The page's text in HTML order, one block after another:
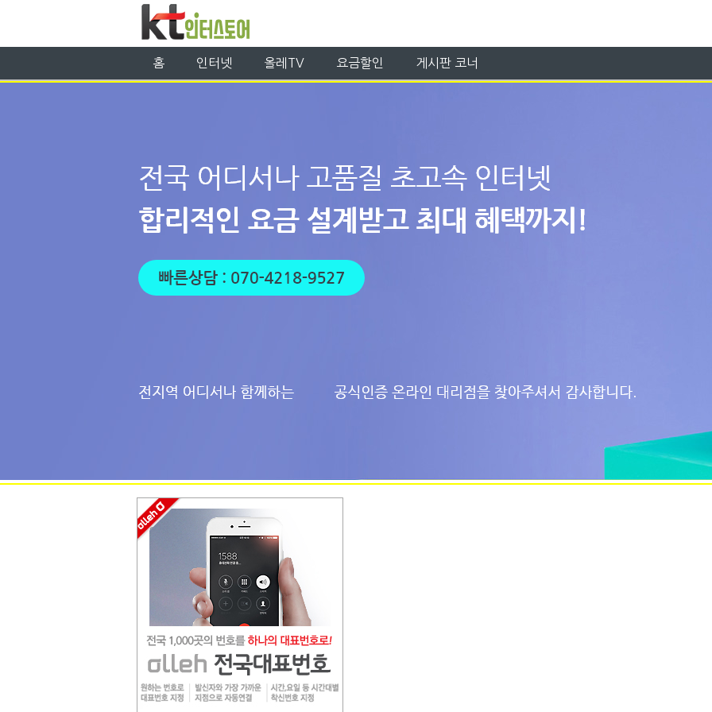
홈 인터넷 올레TV 요금할인 게시판 코너